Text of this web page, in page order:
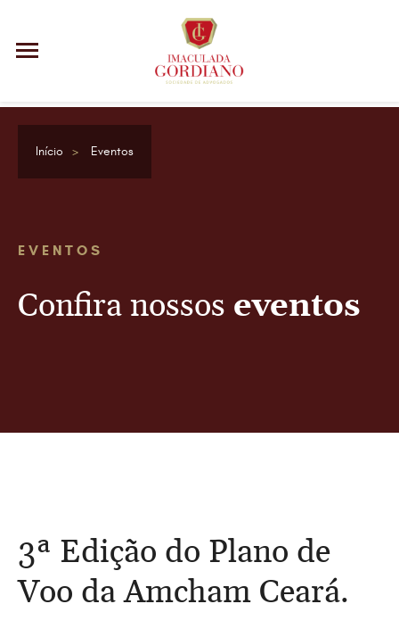
Início Eventos
EVENTOS
Confira nossos eventos
3ª Edição do Plano de
Voo da Amcham Ceará.